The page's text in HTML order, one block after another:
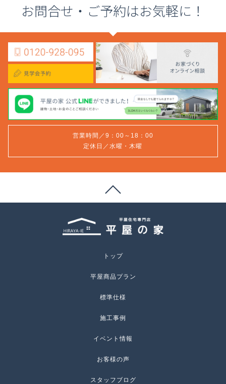
お問合せ・ご予約はお気軽に！
営業時間／9：00～18：00
定休日／水曜・木曜
トップ
平屋商品プラン
標準仕様
施工事例
イベント情報
お客様の声
スタッフブログ